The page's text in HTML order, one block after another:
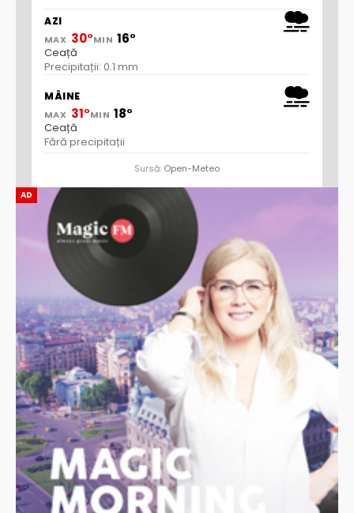
AD
AZI
MAX 30°MIN 16°
Ceață
Precipitații: 0.1 mm
MÂINE
MAX 31°MIN 18°
Ceață
Fără precipitații
Sursă: Open-Meteo